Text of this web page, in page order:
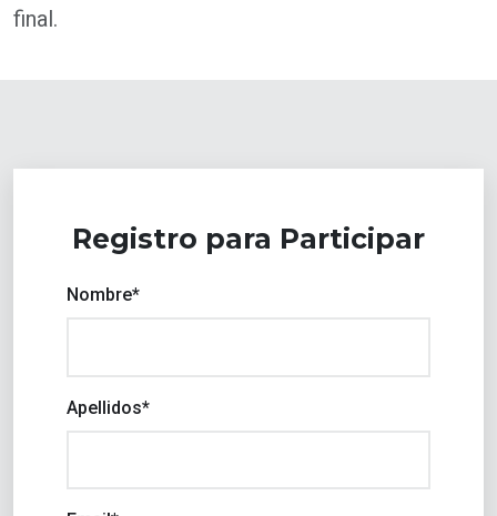
final.
Registro para Participar
Nombre*
Apellidos*